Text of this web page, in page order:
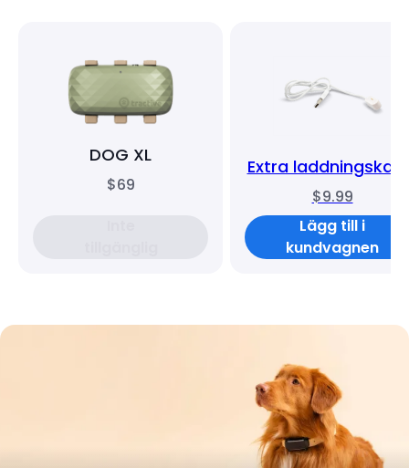
DOG XL
$69
Extra
$9.99
Lägg till i
kundvagnen